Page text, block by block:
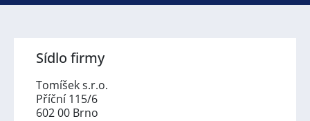
Sídlo firmy
Tomíšek s.r.o.
Příční 115/6
602 00 Brno